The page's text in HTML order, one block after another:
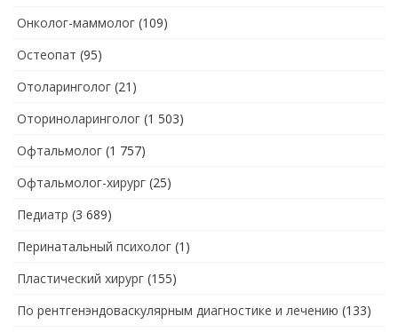
Онколог-маммолог (109)
Остеопат (95)
Отоларинголог (21)
Оториноларинголог (1 503)
Офтальмолог (1 757)
Офтальмолог-хирург (25)
Педиатр (3 689)
Перинатальный психолог (1)
Пластический хирург (155)
По рентгенэндоваскулярным диагностике и лечению (133)